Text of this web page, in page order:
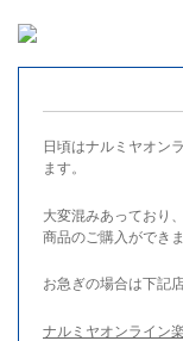
日頃はナルミヤオン
ます。
大変混みあっており
商品のご購入ができま
お急ぎの場合は下記
ナルミヤオンライン